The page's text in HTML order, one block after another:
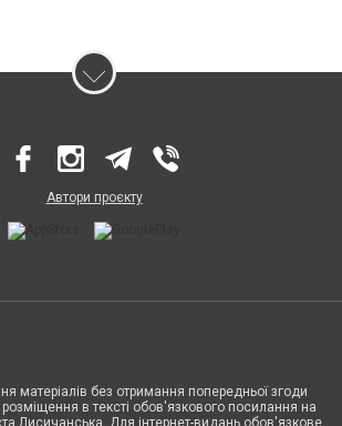
Автори проєкту
матеріалів без отримання попередньої згоди
в тексті обов'язкового посилання на
Лисичанська. Для інтернет-видань обов'язкове